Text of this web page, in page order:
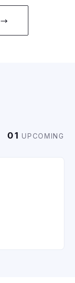
→
01 UPCOMING